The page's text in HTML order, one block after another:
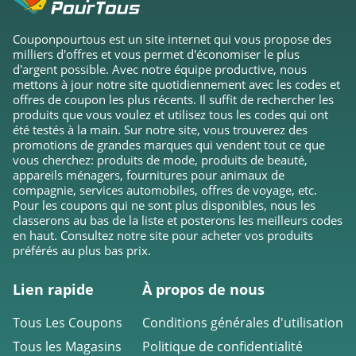
4.5
La Redoute Suisse
4.1
Dessus Dessous
4.8
Spartoo Belgique
4.4
Madeleine
Couponpourtous est un site internet qui vous propose des
milliers d'offres et vous permet d'économiser le plus
d'argent possible. Avec notre équipe productive, nous
mettons à jour notre site quotidiennement avec les codes et
offres de coupon les plus récents. Il suffit de rechercher les
produits que vous voulez et utilisez tous les codes qui ont
été testés à la main. Sur notre site, vous trouverez des
promotions de grandes marques qui vendent tout ce que
vous cherchez: produits de mode, produits de beauté,
appareils ménagers, fournitures pour animaux de
compagnie, services automobiles, offres de voyage, etc.
Pour les coupons qui ne sont plus disponibles, nous les
classerons au bas de la liste et posterons les meilleurs codes
en haut. Consultez notre site pour acheter vos produits
préférés au plus bas prix.
Lien rapide
Tous Les Coupons
Tous les Magasins
À propos de nous
Conditions générales d'utilisation
Politique de confidentialité